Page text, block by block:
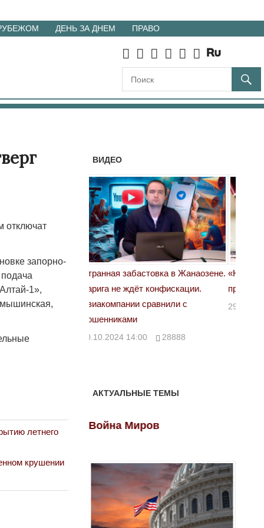
ДЕНЬ ЗА ДНЕМ ПРАВО
отключат
запорно-
1»,
летнего
крушении
ВИДЕО
в Жанаозене.
конфискации.
с
28888
«Новый Казахстан не говорит всей
правды»
29.10.2024 09:00 39623
АКТУАЛЬНЫЕ ТЕМЫ
Война Миров